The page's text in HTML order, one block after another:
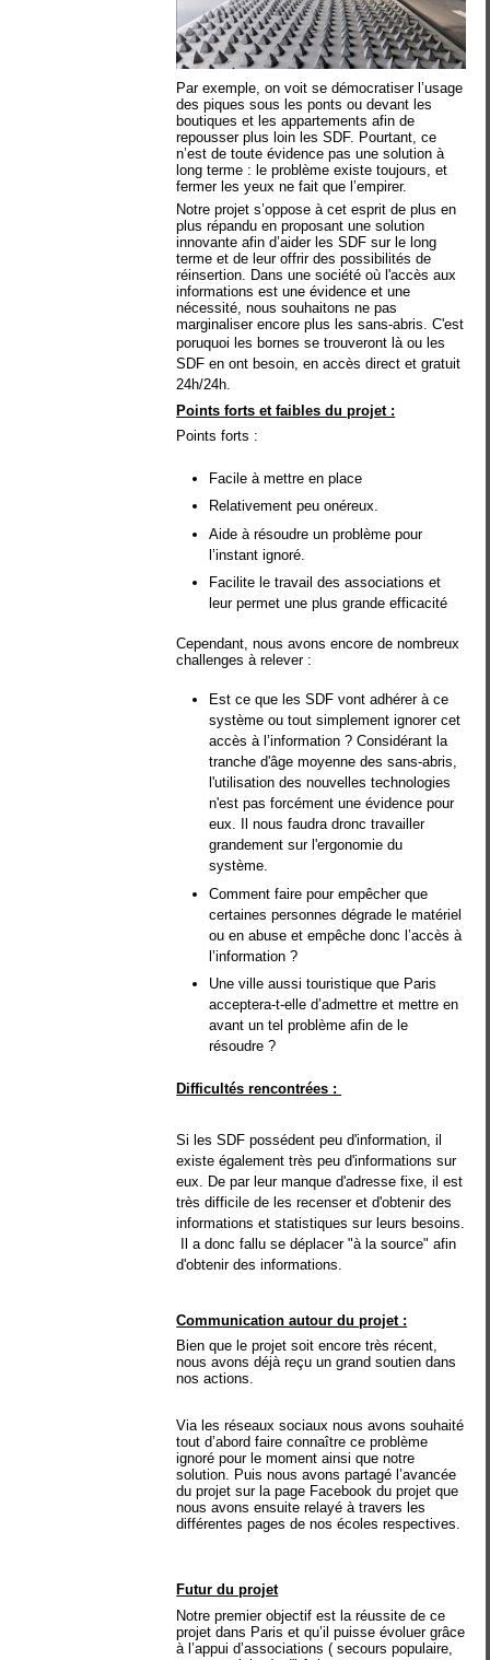
Par exemple, on voit se démocratiser l’usage
des piques sous les ponts ou devant les
boutiques et les appartements afin de
repousser plus loin les SDF. Pourtant, ce
n’est de toute évidence pas une solution à
long terme : le problème existe toujours, et
fermer les yeux ne fait que l’empirer.
Notre projet s’oppose à cet esprit de plus en
plus répandu en proposant une solution
innovante afin d’aider les SDF sur le long
terme et de leur offrir des possibilités de
réinsertion. Dans une société où l'accès aux
informations est une évidence et une
nécessité, nous souhaitons ne pas
marginaliser encore plus les sans-abris. C'est
poruquoi les bornes se trouveront là ou les
SDF en ont besoin, en accès direct et gratuit
24h/24h.
Points forts et faibles du projet :
Points forts :
Facile à mettre en place
Relativement peu onéreux.
Aide à résoudre un problème pour
l’instant ignoré.
Facilite le travail des associations et
leur permet une plus grande efficacité
Cependant, nous avons encore de nombreux
challenges à relever :
Est ce que les SDF vont adhérer à ce
système ou tout simplement ignorer cet
accès à l’information ? Considérant la
tranche d'âge moyenne des sans-abris,
l'utilisation des nouvelles technologies
n'est pas forcément une évidence pour
eux. Il nous faudra dronc travailler
grandement sur l'ergonomie du
système.
Comment faire pour empêcher que
certaines personnes dégrade le matériel
ou en abuse et empêche donc l’accès à
l’information ?
Une ville aussi touristique que Paris
acceptera-t-elle d’admettre et mettre en
avant un tel problème afin de le
résoudre ?
Difficultés rencontrées :
Si les SDF possédent peu d'information, il
existe également très peu d'informations sur
eux. De par leur manque d'adresse fixe, il est
très difficile de les recenser et d'obtenir des
informations et statistiques sur leurs besoins.
Il a donc fallu se déplacer "à la source" afin
d'obtenir des informations.
Communication autour du projet :
Bien que le projet soit encore très récent,
nous avons déjà reçu un grand soutien dans
nos actions.
Via les réseaux sociaux nous avons souhaité
tout d’abord faire connaître ce problème
ignoré pour le moment ainsi que notre
solution. Puis nous avons partagé l’avancée
du projet sur la page Facebook du projet que
nous avons ensuite relayé à travers les
différentes pages de nos écoles respectives.
Futur du projet
Notre premier objectif est la réussite de ce
projet dans Paris et qu’il puisse évoluer grâce
à l’appui d’associations ( secours populaire,